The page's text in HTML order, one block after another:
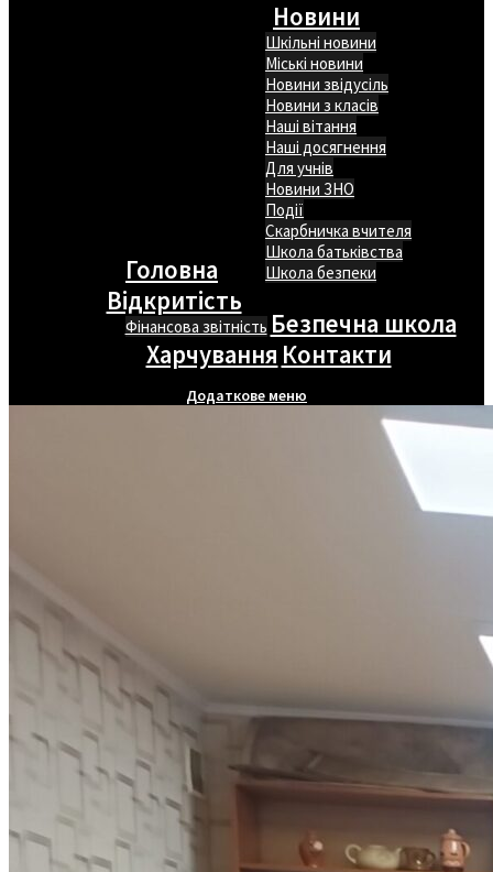
Головна
Новини
Шкільні новини
Міські новини
Новини звідусіль
Новини з класів
Наші вітання
Наші досягнення
Для учнів
Новини ЗНО
Події
Скарбничка вчителя
Школа батьківства
Школа безпеки
Відкритість
Фінансова звітність Безпечна школа
Харчування Контакти
Додаткове меню